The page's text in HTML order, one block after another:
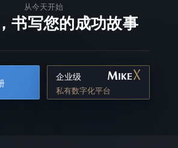
从今天开始
书写您的成功故事
企业级
私有数字化平台